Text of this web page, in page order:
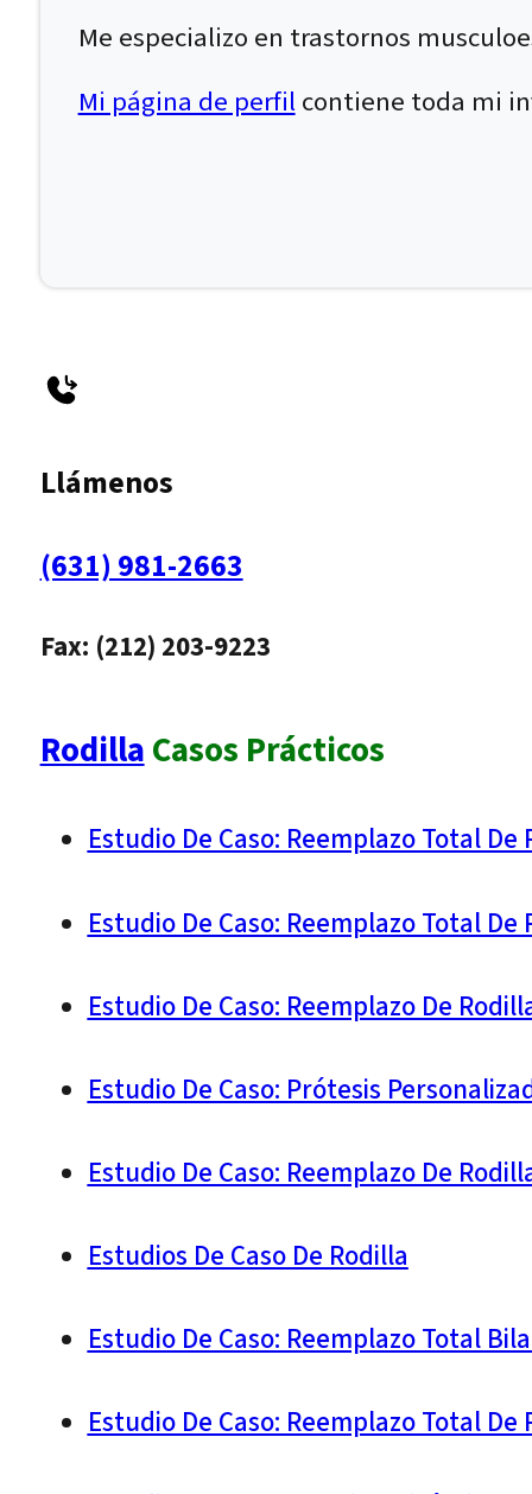
Me especializo en trastornos
Mi página de perfilcontiene toda mi
Llámenos
(631) 981-2663
Fax: (212) 203-9223
RodillaCasos Prácticos
Estudio De Caso: Reemplazo Total
Estudio De Caso: Reemplazo Total
Estudio De Caso: Reemplazo De
Estudio De Caso: Prótesis
Estudio De Caso: Reemplazo De
Estudios De Caso De Rodilla
Estudio De Caso: Reemplazo Total
Estudio De Caso: Reemplazo Total